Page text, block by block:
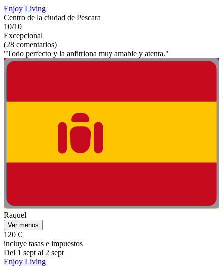
Enjoy Living
Centro de la ciudad de Pescara
10/10
Excepcional
(28 comentarios)
"Todo perfecto y la anfitriona muy amable y atenta."
Raquel
Ver menos
120 €
incluye tasas e impuestos
Del 1 sept al 2 sept
Enjoy Living